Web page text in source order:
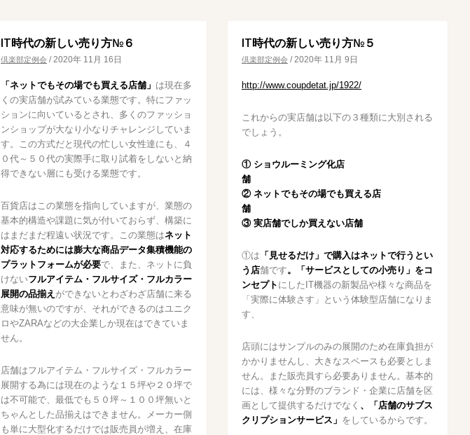
IT時代の新しい売り方№６
倶楽部定例会 /2020年 11月 16日
「ネットでもその場でも買える店舗」 は現在多
くの実店舗が試みている業態です。特にファッ
ションに向いているとされ、多くのファッショ
ンショップが大なり小なりチャレンジしていま
す。この方式だと現代の忙しい女性達にも、４
０代～５０代の実際手に取り試着をしないと納
得できない層にも受ける業態です。
百貨店はこの業態を指向していますが、業態の
基本的構造や課題に気が付いておらず、構築に
はまだまだ程遠い状況です。この業態はネット
対応するためには膨大な商品データ集積機能の
プラットフォームが必要で、また、ネットに負
けないフルアイテム・フルサイズ・フルカラー
展開の品揃え ができないとわざわざ店舗に来る
意味が無いのですが、それができるのはユニク
ロやZARAなどの大企業しか現在はできていま
せん。
店舗はフルアイテム・フルサイズ・フルカラー
展開する為には現在のような１５坪や２０坪で
は不可能で、最低でも５０坪～１００坪無いと
ちゃんとした品揃えはできません。メーカー側
も単に大型化するだけでは販売員が増え、在庫
IT時代の新しい売り方№５
倶楽部定例会 /2020年 11月 9日
http://www.coupdetat.jp/1922/
これからの実店舗は以下の３種類に大別される
でしょう。
① ショウルーミング化店
② ネットでもその場でも買える店
③ 実店舗でしか買えない店舗
①は 「見せるだけ」で購入はネットで行うとい
う店舗です。「サービスとしての小売り」をコ
ンセプト にしたIT機器の新製品や様々な商品を
「実際に体験さす」という体験型店舗になりま
す、
店頭にはサンプルのみの展開のため在庫負担が
かかりませんし、大きなスペースも必要としま
せん。また販売員すら必要ありません。基本的
には、様々な分野のブランド・企業に店舗を区
画として提供するだけでなく 、「店舗のサブス
クリプションサービス」 をしているからです。